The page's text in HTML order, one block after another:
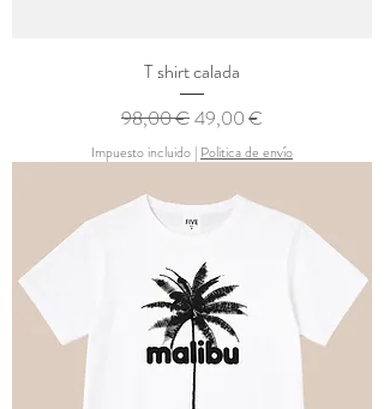
T shirt calada
Precio
98,00 €Precio de oferta
49,00 €
Impuesto incluido | Politica de envío